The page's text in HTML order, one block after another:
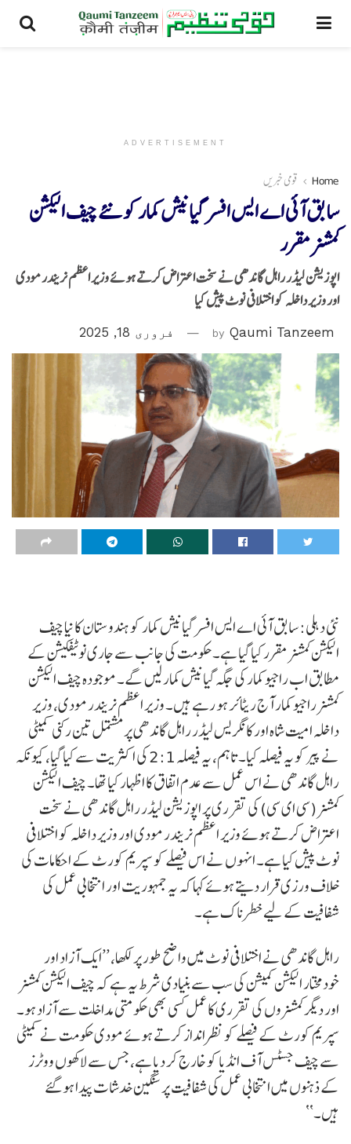
ADVERTISEMENT
Home قومی خبریں
سابق آئی اے ایس افسر گیانیش کمار کو نئے چیف الیکشن
کمشنر مقرر
اپوزیشن لیڈر راہل گاندھی نے سخت اعتراض کرتے ہوئے وزیر اعظم نریندر مودی
اور وزیر داخلہ کو اختلافی نوٹ پیش کیا
by Qaumi Tanzeem فروری 18, 2025
نئی دہلی: سابق آئی اے ایس افسر گیانیش کمار کو ہندوستان کا نیا چیف
الیکشن کمشنر مقرر کیا گیا ہے۔ حکومت کی جانب سے جاری نوٹیفکیشن کے
مطابق اب راجیو کمار کی جگہ گیانیش کمار لیں گے۔ موجودہ چیف الیکشن
کمشنر راجیو کمار آج ریٹائر ہو رہے ہیں۔ وزیر اعظم نریندر مودی، وزیر
داخلہ امیت شاہ اور کانگریس لیڈر راہل گاندھی پر مشتمل تین رکنی کمیٹی
نے پیر کو یہ فیصلہ کیا۔ تاہم، یہ فیصلہ 2:1 کی اکثریت سے کیا گیا، کیونکہ
راہل گاندھی نے اس عمل سے عدم اتفاق کا اظہار کیا تھا۔ چیف الیکشن
کمشنر (سی ای سی) کی تقرری پر اپوزیشن لیڈر راہل گاندھی نے سخت
اعتراض کرتے ہوئے وزیر اعظم نریندر مودی اور وزیر داخلہ کو اختلافی
نوٹ پیش کیا ہے۔ انہوں نے اس فیصلے کو سپریم کورٹ کے احکامات کی
خلاف ورزی قرار دیتے ہوئے کہا کہ یہ جمہوریت اور انتخابی عمل کی
شفافیت کے لیے خطرناک ہے۔
راہل گاندھی نے اختلافی نوٹ میں واضح طور پر لکھا، ’’ایک آزاد اور
خودمختار الیکشن کمیشن کی سب سے بنیادی شرط یہ ہے کہ چیف الیکشن کمشنر
اور دیگر کمشنروں کی تقرری کا عمل کسی بھی حکومتی مداخلت سے آزاد ہو۔
سپریم کورٹ کے فیصلے کو نظرانداز کرتے ہوئے مودی حکومت نے کمیٹی
سے چیف جسٹس آف انڈیا کو خارج کر دیا ہے، جس سے لاکھوں ووٹرز
کے ذہنوں میں انتخابی عمل کی شفافیت پر سنگین خدشات پیدا ہو گئے
ہیں۔‘‘